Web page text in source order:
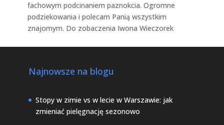
fachowym podcinaniem paznokcia. Ogromne
podziekowania i polecam Panią wszystkim
znajomym. Do zobaczenia Iwona Wieczorek
Najnowsze na blogu
Stopy w zimie vs w lecie w Warszawie: jak
zmieniać pielęgnację sezonowo